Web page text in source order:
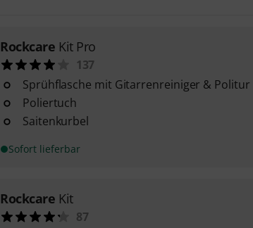
Rockcare Kit Pro
137
Sprühflasche mit Gitarrenreiniger & Politur
Poliertuch
Saitenkurbel
Sofort lieferbar
Rockcare Kit
87